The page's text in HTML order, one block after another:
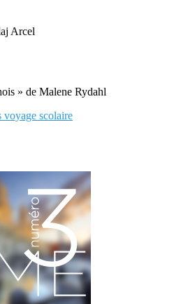
Arcel
» de Malene Rydahl
voyage scolaire